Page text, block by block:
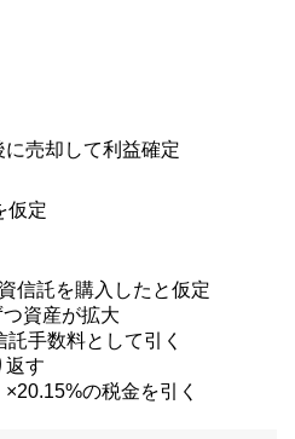
売却して利益確定
仮定
信託を購入したと仮定
資産が拡大
手数料として引く
す
の税金を引く